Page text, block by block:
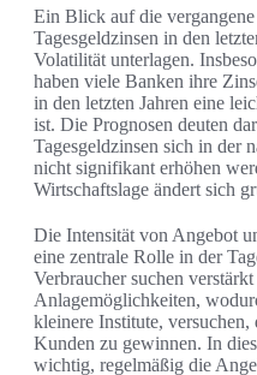
Ein Blick auf die
Tagesgeldzinsen in den
Volatilität unterlagen.
haben viele Banken ihre
in den letzten Jahren eine
ist. Die Prognosen deuten
Tagesgeldzinsen sich in der
nicht signifikant erhöhen
Wirtschaftslage ändert sich
Die Intensität von Angebot
eine zentrale Rolle in der
Verbraucher suchen
Anlagemöglichkeiten,
kleinere Institute,
Kunden zu gewinnen. In
wichtig, regelmäßig die